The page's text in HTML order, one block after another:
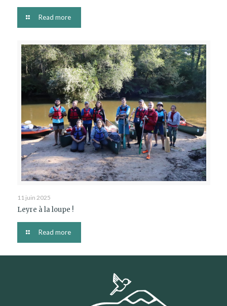
Read more
11 juin 2025
Leyre à la loupe !
Read more